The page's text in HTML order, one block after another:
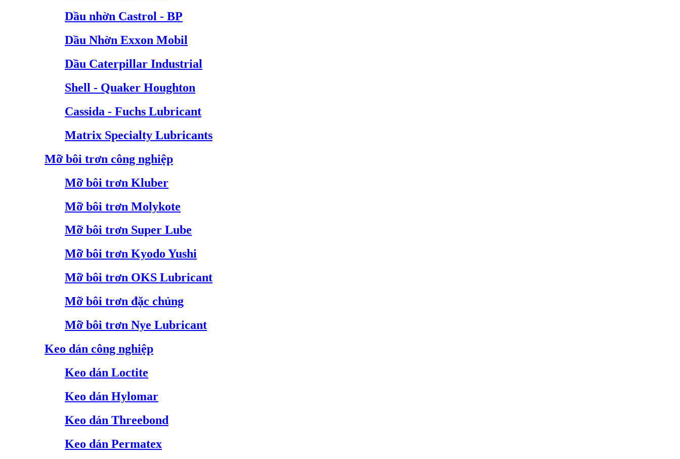
Dầu nhờn Castrol - BP
Dầu Nhờn Exxon Mobil
Dầu Caterpillar Industrial
Shell - Quaker Houghton
Cassida - Fuchs Lubricant
Matrix Specialty Lubricants
Mỡ bôi trơn công nghiệp
Mỡ bôi trơn Kluber
Mỡ bôi trơn Molykote
Mỡ bôi trơn Super Lube
Mỡ bôi trơn Kyodo Yushi
Mỡ bôi trơn OKS Lubricant
Mỡ bôi trơn đặc chủng
Mỡ bôi trơn Nye Lubricant
Keo dán công nghiệp
Keo dán Loctite
Keo dán Hylomar
Keo dán Threebond
Keo dán Permatex